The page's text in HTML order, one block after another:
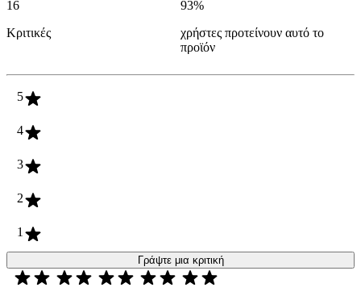
16
Κριτικές
93%
χρήστες προτείνουν αυτό το
προϊόν
5
4
3
2
1
Γράψτε μια κριτική